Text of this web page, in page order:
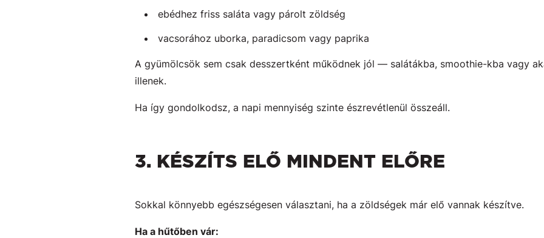
ebédhez friss saláta vagy párolt zöldség
vacsorához uborka, paradicsom vagy paprika
A gyümölcsök sem csak desszertként működnek jól — salátákba, smoothie-kba vagy
illenek.
Ha így gondolkodsz, a napi mennyiség szinte észrevétlenül összeáll.
3. KÉSZÍTS ELŐ MINDENT ELŐRE
Sokkal könnyebb egészségesen választani, ha a zöldségek már elő vannak készítve.
Ha a hűtőben vár: